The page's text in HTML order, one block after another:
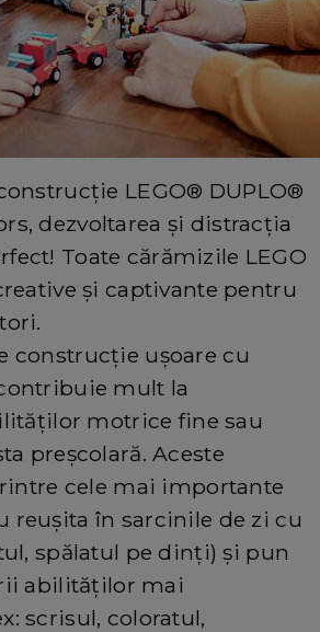
LEGO® DUPLO®
dezvoltarea și distracția
Toate cărămizile LEGO
și captivante pentru
construcție ușoare cu
mult la
motrice fine sau
preșcolară. Aceste
cele mai importante
reușita în sarcinile de zi cu
spălatul pe dinți) și pun
abilităților mai
scrisul, coloratul,